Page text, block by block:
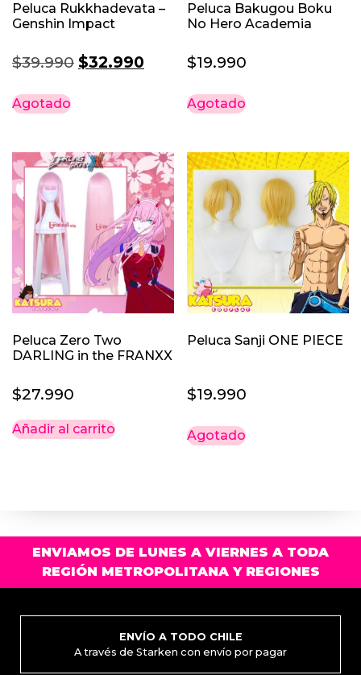
Peluca Rukkhadevata –
Genshin Impact
$39.990 El
$39.990.
$32.990
actual
$32.990.
Agotado
Peluca Bakugou Boku
No Hero Academia
$19.990
Agotado
Peluca Zero Two
DARLING in the FRANXX
$27.990
Añadir al carrito
Peluca Sanji ONE PIECE
$19.990
Agotado
ENVIAMOS DE LUNES A VIERNES A TODA
REGIÓN METROPOLITANA Y REGIONES
ENVÍO A TODO CHILE
A través de Starken con envío por pagar